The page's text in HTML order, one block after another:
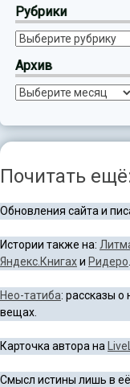
Рубрики
Рубрики
Архив
Архив
Почитать
Обновления сайта и
Истории также на:
Яндекс.Книгахи Ридеро
Нео-татиба: рассказы
вещах.
Карточка автора на
Смысл истины лишь в